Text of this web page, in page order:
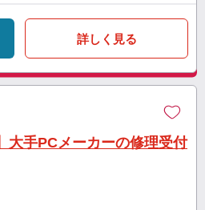
詳しく見る
大手PCメーカーの修理受付